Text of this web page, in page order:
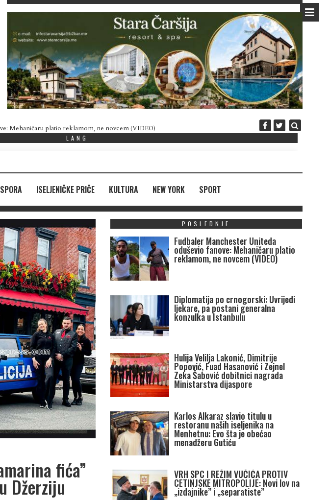
Mehaničaru platio reklamom, ne novcem (VIDEO) Diplomatija po
LANG
ISELJENIČKE PRIČE KULTURA NEW YORK SPORT
fića”
Džerziju
POSLEDNJE
Fudbaler Manchester Uniteda
oduševio fanove: Mehaničaru platio
reklamom, ne novcem (VIDEO)
Diplomatija po crnogorski: Uvrijedi
ljekare, pa postani generalna
konzulka u Istanbulu
Hulija Velilja Lakonić, Dimitrije
Popović, Fuad Hasanović i Zejnel
Zeka Šabović dobitnici nagrada
Ministarstva dijaspore
Karlos Alkaraz slavio titulu u
restoranu naših iseljenika na
Menhetnu: Evo šta je obećao
menadžeru Gutiću
VRH SPC I REŽIM VUČIĆA PROTIV
CETINJSKE MITROPOLIJE: Novi lov na
„izdajnike” i „separatiste”